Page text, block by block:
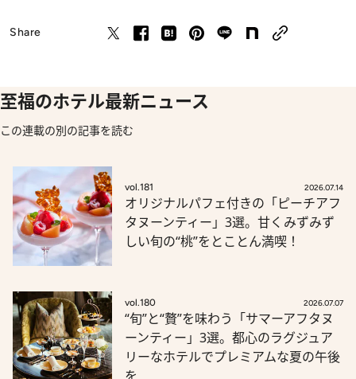
Share
至福のホテル最新ニュース
この連載の別の記事を読む
vol.181 2026.07.14
オリジナルパフェ付きの「ピーチアフ
タヌーンティー」3選。甘くみずみず
しい旬の“桃”をとことん満喫！
vol.180 2026.07.07
“旬”と“贅”を味わう「サマーアフタヌ
ーンティー」3選。都心のラグジュア
リーなホテルでプレミアムな夏の午後